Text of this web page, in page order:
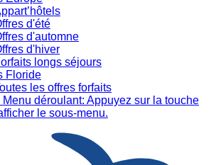
d'été
d'automne
d'hiver
longs séjours
Floride
les offres forfaits
Menu déroulant: Appuyez sur la touche
le sous-menu.